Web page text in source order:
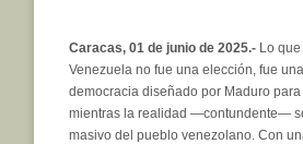
Caracas, 01 de junio de 2025.- Lo
Venezuela no fue una elección, fue
democracia diseñado por Maduro para
mientras la realidad —contundente—
masivo del pueblo venezolano. Con